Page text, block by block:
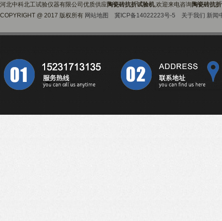
河北中科北工试验仪器有限公司优质供应 陶瓷砖抗折试验机,欢迎来电咨询 陶瓷砖抗
COPYRIGHT @ 2017 版权所有 网站地图 冀ICP备14022223号-5 关于我们 新闻